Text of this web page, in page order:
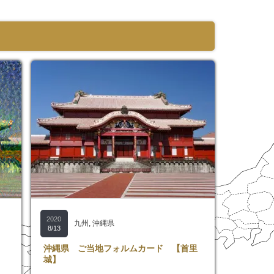
2020
8/13
九州 , 沖縄県
沖縄県 ご当地フォルムカード 【首里
城】